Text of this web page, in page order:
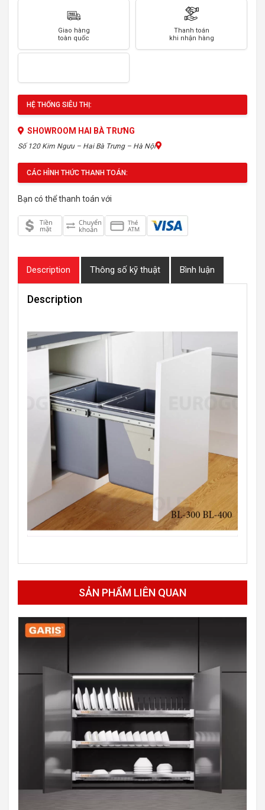
Giao hàng
toàn quốc
Thanh toán
khi nhận hàng
HỆ THỐNG SIÊU THỊ:
SHOWROOM HAI BÀ TRƯNG
Số 120 Kim Ngưu – Hai Bà Trưng – Hà Nội
CÁC HÌNH THỨC THANH TOÁN:
Bạn có thể thanh toán với
Description Thông số kỹ thuật Bình luận
Description
SẢN PHẨM LIÊN QUAN